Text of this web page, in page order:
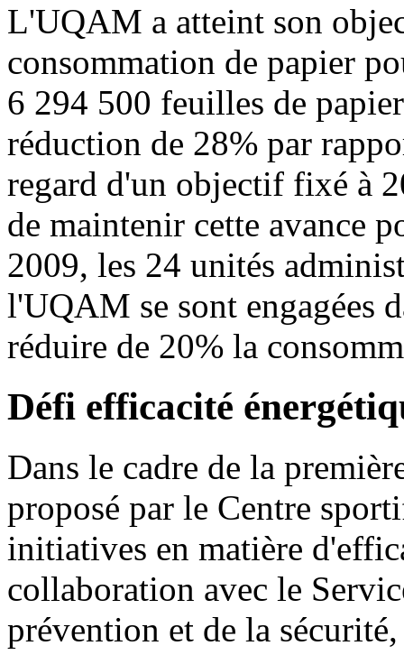
L'UQAM a atteint son
consommation de papier
6 294 500 feuilles de
réduction de 28% par
regard d'un objectif fixé à
de maintenir cette avance
2009, les 24 unités
l'UQAM se sont engagées
réduire de 20% la
Défi efficacité
Dans le cadre de la
proposé par le Centre
initiatives en matière
collaboration avec le
prévention et de la